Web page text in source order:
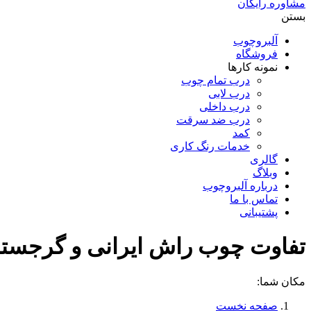
مشاوره رایگان
بستن
آلبروچوب
فروشگاه
نمونه کارها
درب تمام چوب
درب لابی
درب داخلی
درب ضد سرقت
کمد
خدمات رنگ کاری
گالری
وبلاگ
درباره آلبروچوب
تماس با ما
پشتیبانی
تفاوت چوب راش ایرانی و
مکان شما:
صفحه نخست